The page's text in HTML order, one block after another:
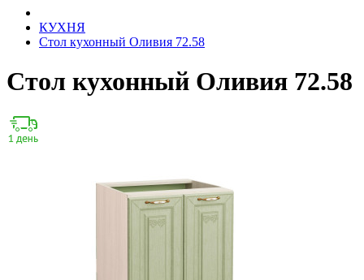
КУХНЯ
Стол кухонный Оливия 72.58
Стол кухонный Оливия 72.58